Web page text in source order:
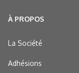
À PROPOS
La Société
Adhésions